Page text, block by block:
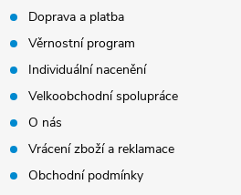
Doprava a platba
Věrnostní program
Individuální nacenění
Velkoobchodní spolupráce
O nás
Vrácení zboží a reklamace
Obchodní podmínky